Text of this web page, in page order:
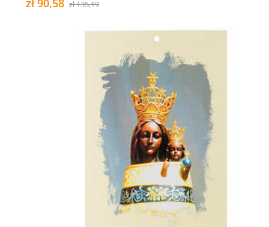
zł 135,19